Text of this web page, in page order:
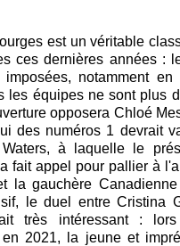
est un véritable
ces dernières années :
imposées, notamment
les équipes ne sont plus
opposera Chloé
des numéros 1 devrait
à laquelle le
fait appel pour pallier à
la gauchère
le duel entre Cristina
très intéressant :
en 2021, la jeune et